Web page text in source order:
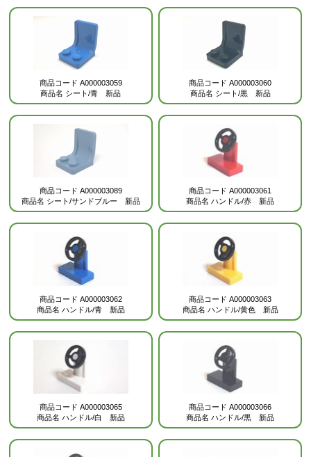
商品コード A000003059
商品名 シート/青 新品
商品コード A000003060
商品名 シート/黒 新品
商品コード A000003089
商品名 シート/サンドブルー 新品
商品コード A000003061
商品名 ハンドル/赤 新品
商品コード A000003062
商品名 ハンドル/青 新品
商品コード A000003063
商品名 ハンドル/黄色 新品
商品コード A000003065
商品名 ハンドル/白 新品
商品コード A000003066
商品名 ハンドル/黒 新品